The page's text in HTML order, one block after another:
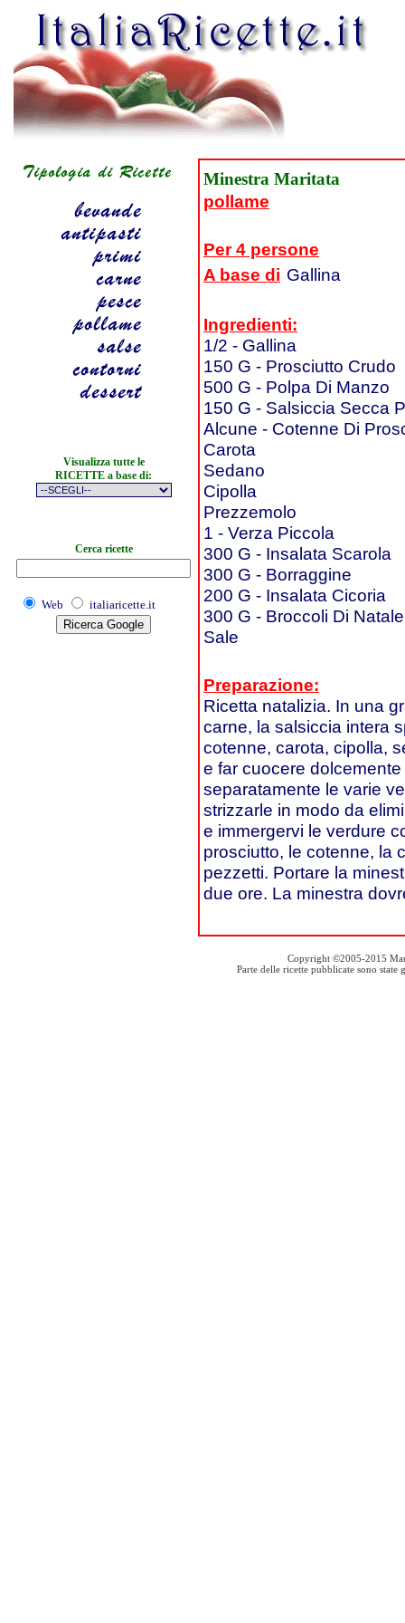
Visualizza tutte le
RICETTE a base di:
Cerca ricette
Web italiaricette.it
Minestra Maritata
pollame
Per 4 persone
A base di Gallina
Ingredienti:
1/2 - Gallina
150 G - Prosciutto Crudo
500 G - Polpa Di Manzo
150 G - Salsiccia Secca
Alcune - Cotenne Di
Carota
Sedano
Cipolla
Prezzemolo
1 - Verza Piccola
300 G - Insalata Scarola
300 G - Borraggine
200 G - Insalata Cicoria
300 G - Broccoli Di Natale
Sale
Preparazione:
Ricetta natalizia. In una
carne, la salsiccia intera
cotenne, carota, cipolla,
e far cuocere
separatamente le varie
strizzarle in modo da
e immergervi le verdure
prosciutto, le cotenne, la
pezzetti. Portare la
due ore. La minestra
Copyright ©2005-2015
Parte delle ricette pubblicate sono state